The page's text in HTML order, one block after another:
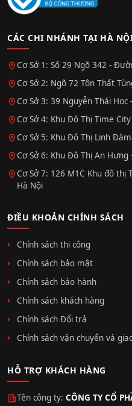
CÁC CHI NHÁNH TẠI HÀ
Cơ Sở 1: Số 29 Ngõ 342 -
Cơ Sở 2: Ngõ 72 Tôn Thất
Cơ Sở 3: 39 Nguyễn Thái
Cơ Sở 4: Khu Đô Thị Time
Cơ Sở 5: Khu Đô Thị Linh
Cơ Sở 6: Khu Đô Thị An
Cơ Sở 7: 126 M1C Khu đô thị
Hà Nội
ĐIỀU KHOẢN CHÍNH SÁCH
Chính sách thi công
Chính sách bảo mật
Chính sách bảo hành
Chính sách khách hàng
Chính sách Đổi trả
Chính sách vận chuyển và
HỖ TRỢ KHÁCH HÀNG
Tên công ty: CÔNG TY CỔ